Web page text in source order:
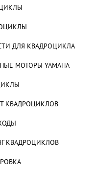
ДЛЯ КВАДРОЦИКЛА
МОТОРЫ YAMAHA
КВАДРОЦИКЛОВ
КВАДРОЦИКЛОВ